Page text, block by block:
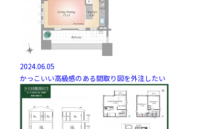
2024.06.05
かっこいい高級感のある間取り図を外注したい